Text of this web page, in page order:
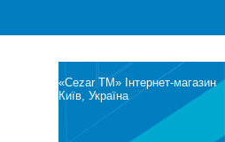
«Cezar TM» Інтернет-магазин
Київ, Україна